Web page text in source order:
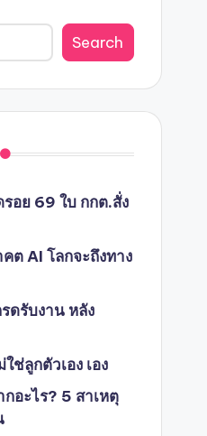
Search
อย 69 ใบ กกต.สั่ง
ต AI โลกจะถึงทาง
ดรับงาน หลัง
ช่ลูกตัวเอง เอง
อะไร? 5 สาเหตุ